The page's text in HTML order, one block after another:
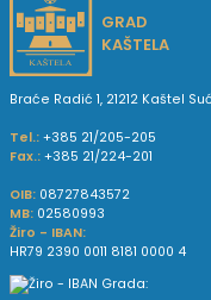
GRAD
KAŠTELA
Braće Radić 1, 21212 Kaštel
Tel.: +385 21/205-205
Fax.: +385 21/224-201
OIB: 08727843572
MB: 02580993
Žiro - IBAN:
HR79 2390 0011 8181 0000 4